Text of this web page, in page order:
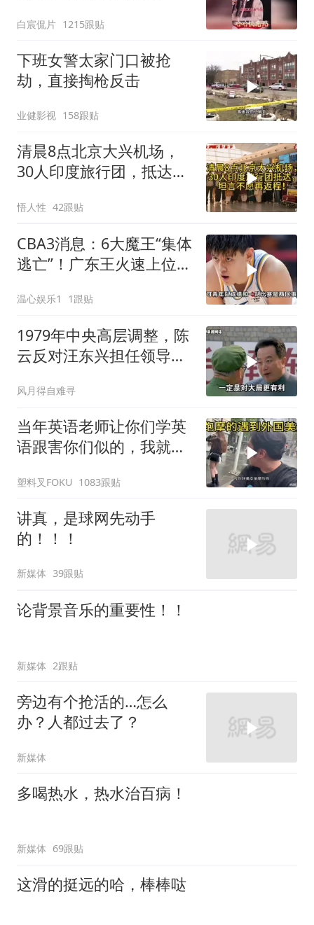
白宸侃片 1215跟贴
下班女警太家门口被抢
劫，直接掏枪反击
业健影视 158跟贴
清晨8点北京大兴机场，
30人印度旅行团，抵达，
悟人性 42跟贴
CBA3消息：6大魔王“集体
逃亡”！广东王火速上位，
温心娱乐1 1跟贴
1979年中央高层调整，陈
云反对汪东兴担任领导职
风月得自难寻
当年英语老师让你们学英
语跟害你们似的，我就是
塑料叉FOKU 1083跟贴
讲真，是球网先动手
的！！！
新媒体 39跟贴
论背景音乐的重要性！！
新媒体 2跟贴
旁边有个抢活的…怎么
办？人都过去了？
新媒体
多喝热水，热水治百病！
新媒体 69跟贴
这滑的挺远的哈，棒棒哒